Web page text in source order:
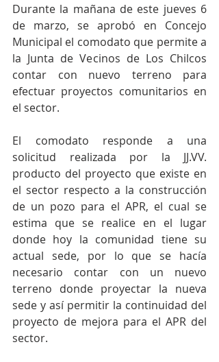
Durante la mañana de este jueves 6
de marzo, se aprobó en Concejo
Municipal el comodato que permite a
la Junta de Vecinos de Los Chilcos
contar con nuevo terreno para
efectuar proyectos comunitarios en
el sector.
El comodato responde a una
solicitud realizada por la JJ.VV.
producto del proyecto que existe en
el sector respecto a la construcción
de un pozo para el APR, el cual se
estima que se realice en el lugar
donde hoy la comunidad tiene su
actual sede, por lo que se hacía
necesario contar con un nuevo
terreno donde proyectar la nueva
sede y así permitir la continuidad del
proyecto de mejora para el APR del
sector.